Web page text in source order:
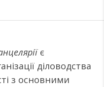
є
діловодства
з основними